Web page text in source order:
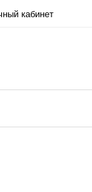
кабинет